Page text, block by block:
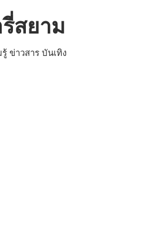
สยาม
ข่าวสาร บันเทิง